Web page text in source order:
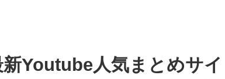
Youtube人気まとめサイ